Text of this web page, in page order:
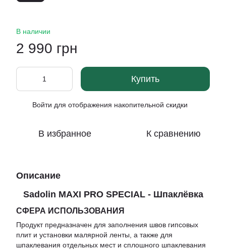
В наличии
2 990 грн
Купить
Войти для отображения накопительной скидки
В избранное К сравнению
Описание
Sadolin MAXI PRO SPECIAL - Шпаклёвка
СФЕРА ИСПОЛЬЗОВАНИЯ
Продукт предназначен для заполнения швов гипсовых
плит и установки малярной ленты, а также для
шпаклевания отдельных мест и сплошного шпаклевания